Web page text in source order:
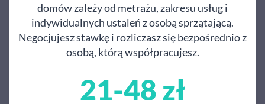
domów zależy od metrażu, zakresu usług i
indywidualnych ustaleń z osobą sprzątającą.
Negocjujesz stawkę i rozliczasz się bezpośrednio z
osobą, którą współpracujesz.
21-48 zł